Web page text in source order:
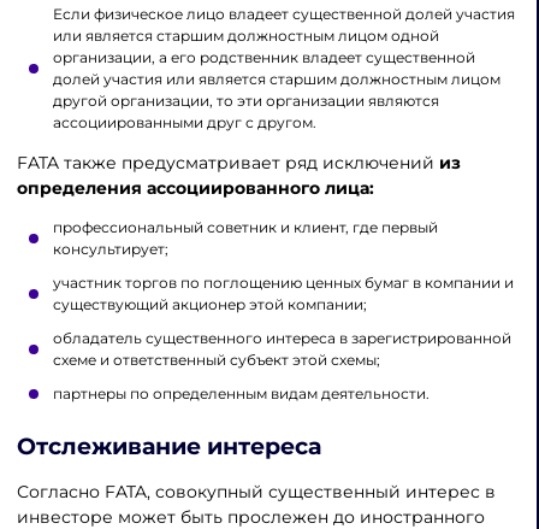
Если физическое лицо владеет существенной долей участия
или является старшим должностным лицом одной
организации, а его родственник владеет существенной
долей участия или является старшим должностным лицом
другой организации, то эти организации являются
ассоциированными друг с другом.
FATA также предусматривает ряд исключений из
определения ассоциированного лица:
профессиональный советник и клиент, где первый
консультирует;
участник торгов по поглощению ценных бумаг в компании и
существующий акционер этой компании;
обладатель существенного интереса в зарегистрированной
схеме и ответственный субъект этой схемы;
партнеры по определенным видам деятельности.
Отслеживание интереса
Согласно FATA, совокупный существенный интерес в
инвесторе может быть прослежен до иностранного